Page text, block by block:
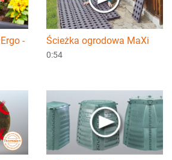
-
Ścieżka ogrodowa MaXi
0:54